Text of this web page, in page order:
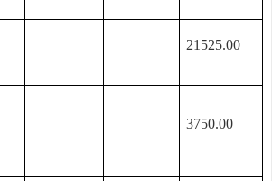
21525.00
3750.00